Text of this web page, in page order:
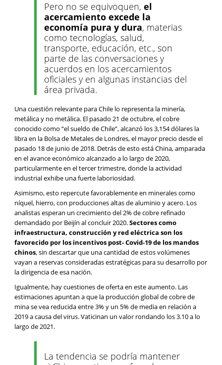
Pero no se equivoquen, el
acercamiento excede la
economía pura y dura, materias
como tecnologías, salud,
transporte, educación, etc., son
parte de las conversaciones y
acuerdos en los acercamientos
oficiales y en algunas instancias del
área privada.
Una cuestión relevante para Chile lo representa la minería,
metálica y no metálica. El pasado 21 de octubre, el cobre
conocido como “el sueldo de Chile”, alcanzó los 3,154 dólares la
libra en la Bolsa de Metales de Londres, el mayor precio desde el
pasado 18 de junio de 2018. Detrás de esto está China, amparada
en el avance económico alcanzado a lo largo de 2020,
particularmente en el tercer trimestre, donde la actividad
industrial exhibe una fuerte laboriosidad.
Asimismo, esto repercute favorablemente en minerales como
níquel, hierro, con producciones altas de aluminio y acero. Los
analistas esperan un crecimiento del 2% de cobre refinado
demandado por Beijín al concluir 2020.Sectores como
infraestructura, construcción y red eléctrica son los
favorecido por los incentivos post- Covid-19 de los mandos
chinos, sin descartar que una cantidad de estos volúmenes
vayan a reservas consideradas estratégicas para su desarrollo por
la dirigencia de esa nación.
Igualmente, hay cuestiones de oferta en este aumento. Las
estimaciones apuntan a que la producción global de cobre de
mina se vea reducida entre 3% y un 5% de media en relación a
2019 a causa del virus. Vaticinan un valor rondando los 3.10 a lo
largo de 2021.
La tendencia se podría mantener